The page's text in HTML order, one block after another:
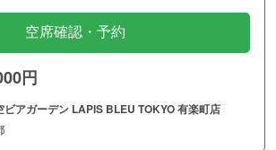
空席確認・予約
円
ビアガーデン LAPIS BLEU TOKYO 有楽町店